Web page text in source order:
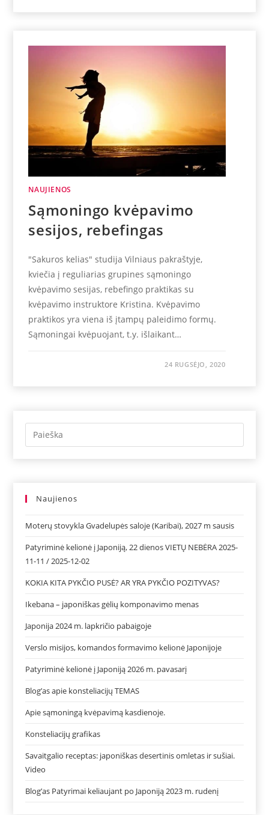
NAUJIENOS
Sąmoningo kvėpavimo
sesijos, rebefingas
"Sakuros kelias" studija Vilniaus pakraštyje,
kviečia į reguliarias grupines sąmoningo
kvėpavimo sesijas, rebefingo praktikas su
kvėpavimo instruktore Kristina. Kvėpavimo
praktikos yra viena iš įtampų paleidimo formų.
Sąmoningai kvėpuojant, t.y. išlaikant…
24 RUGSĖJO, 2020
Naujienos
Moterų stovykla Gvadelupės saloje (Karibai), 2027 m sausis
Patyriminė kelionė į Japoniją, 22 dienos VIETŲ NEBĖRA 2025-
11-11 / 2025-12-02
KOKIA KITA PYKČIO PUSĖ? AR YRA PYKČIO POZITYVAS?
Ikebana – japoniškas gėlių komponavimo menas
Japonija 2024 m. lapkričio pabaigoje
Verslo misijos, komandos formavimo kelionė Japonijoje
Patyriminė kelionė į Japoniją 2026 m. pavasarį
Blog’as apie konsteliacijų TEMAS
Apie sąmoningą kvėpavimą kasdienoje.
Konsteliacijų grafikas
Savaitgalio receptas: japoniškas desertinis omletas ir sušiai.
Video
Blog’as Patyrimai keliaujant po Japoniją 2023 m. rudenį